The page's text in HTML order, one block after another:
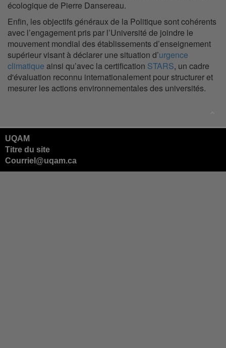
écologique de Pierre Dansereau.
Enfin, les objectifs généraux de la Politique sont cohérents
avec l’engagement pris par l’Université de joindre le
mouvement mondial des établissements d’enseignement
supérieur visant à déclarer une situation d’urgence
climatique ainsi qu’avec la certification STARS, un cadre
d'évaluation reconnu internationalement pour structurer et
mesurer les actions environnementales des universités.
UQAM
Titre du site
Courriel@uqam.ca